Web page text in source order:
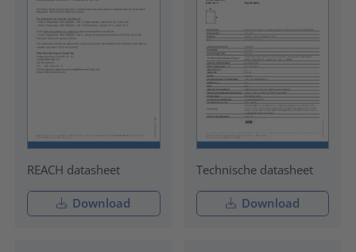
REACH datasheet
Download
Technische datasheet
Download